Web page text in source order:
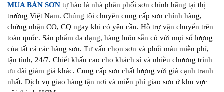
MUA BÁN SƠN tự hào là nhà phân phối sơn chính hãng tại thị
trường Việt Nam. Chúng tôi chuyên cung cấp sơn chính hãng,
chứng nhận CO, CQ ngay khi có yêu cầu. Hỗ trợ vận chuyển trên
toàn quốc. Sản phẩm đa dạng, hàng luôn sẵn có với mọi số lượng
của tất cả các hãng sơn. Tư vấn chọn sơn và phối màu miễn phí,
tận tình, 24/7. Chiết khấu cao cho khách sỉ và nhiều chương trình
ưu đãi giảm giá khác. Cung cấp sơn chất lượng với giá cạnh tranh
nhất. Dịch vụ giao hàng tận nơi và miễn phí giao sơn ở khu vực